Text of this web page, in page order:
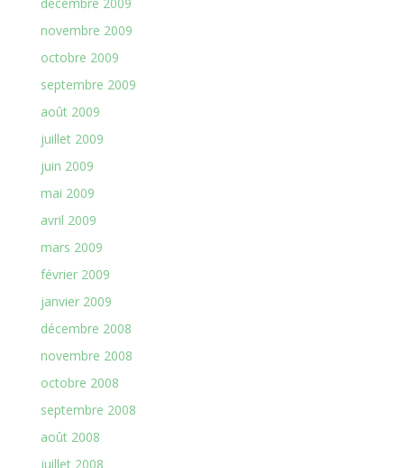
novembre 2009
octobre 2009
septembre 2009
août 2009
juillet 2009
juin 2009
mai 2009
avril 2009
mars 2009
février 2009
janvier 2009
décembre 2008
novembre 2008
octobre 2008
septembre 2008
août 2008
juillet 2008